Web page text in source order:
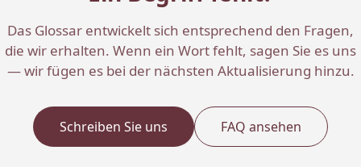
Das Glossar entwickelt sich entsprechend den Fragen,
die wir erhalten. Wenn ein Wort fehlt, sagen Sie es uns
— wir fügen es bei der nächsten Aktualisierung hinzu.
Schreiben Sie uns FAQ ansehen